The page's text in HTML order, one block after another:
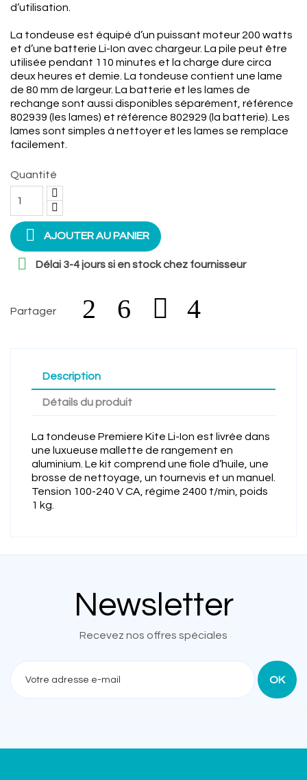
d’utilisation.
La tondeuse est équipé d’un puissant moteur 200 watts
et d’une batterie Li-Ion avec chargeur. La pile peut être
utilisée pendant 110 minutes et la charge dure circa
deux heures et demie. La tondeuse contient une lame
de 80 mm de largeur. La batterie et les lames de
rechange sont aussi disponibles séparément, référence
802939 (les lames) et référence 802929 (la batterie). Les
lames sont simples à nettoyer et les lames se remplace
facilement.
Quantité
 AJOUTER AU PANIER
 Délai 3-4 jours si en stock chez fournisseur
Partager
Description
Détails du produit
La tondeuse Premiere Kite Li-Ion est livrée dans
une luxueuse mallette de rangement en
aluminium. Le kit comprend une fiole d’huile, une
brosse de nettoyage, un tournevis et un manuel.
Tension 100-240 V CA, régime 2400 t/min, poids
1 kg.
Newsletter
Recevez nos offres spéciales